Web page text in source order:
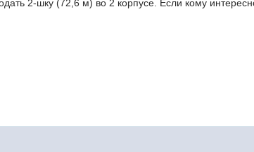
2-шку (72,6 м) во 2 корпусе. Если кому